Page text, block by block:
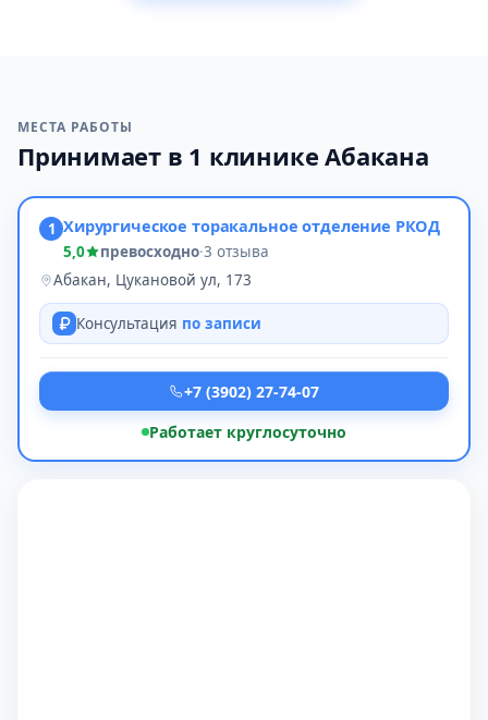
МЕСТА РАБОТЫ
Принимает в 1 клинике Абакана
1 Хирургическое торакальное отделение РКОД
5,0 превосходно·3 отзыва
Абакан, Цукановой ул, 173
Консультация по записи
+7 (3902) 27-74-07
Работает круглосуточно